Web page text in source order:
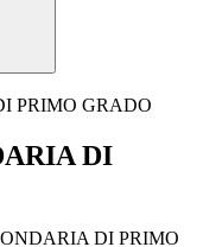
PRIMO GRADO
DI
DI PRIMO